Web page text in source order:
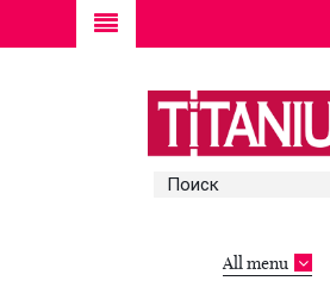
All menu